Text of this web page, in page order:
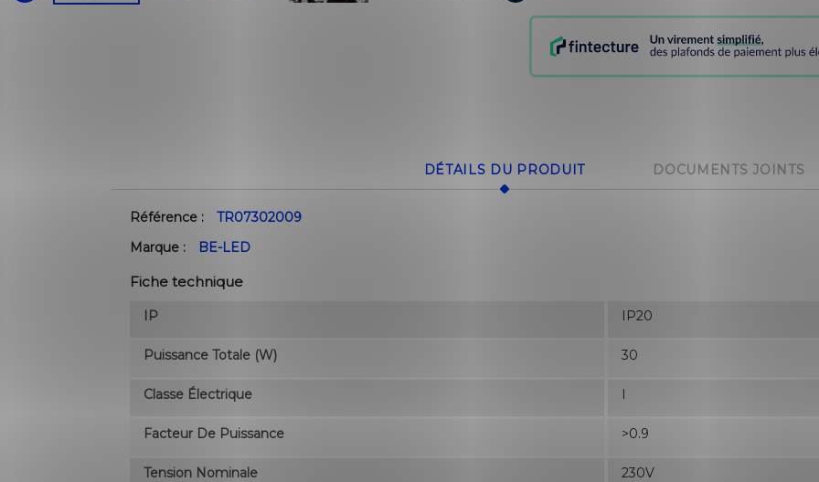
DÉTAILS DU PRODUIT DOCUMENTS JOINTS
Référence :
TR07302009
Marque :
BE-LED
Fiche technique
IP IP20
Puissance Totale (W) 30
Classe Électrique I
Facteur De Puissance >0.9
Tension Nominale 230V